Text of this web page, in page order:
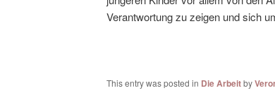
Verantwortung zu zeigen und sich
This entry was posted in Die Arbeitby